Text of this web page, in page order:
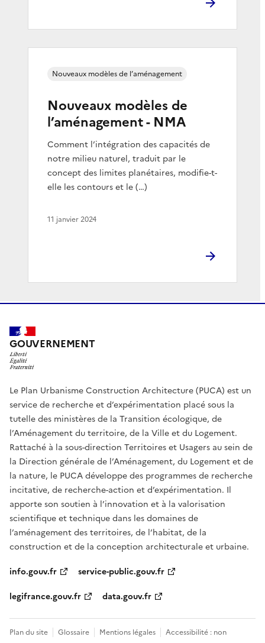
Nouveaux modèles de
l’aménagement - NMA
Comment l’intégration des capacités de
notre milieu naturel, traduit par le
concept des limites planétaires, modifie-t-
elle les contours et le (…)
Nouveaux modèles de l’aménagement
11 janvier 2024
GOUVERNEMENT
Le Plan Urbanisme Construction Architecture (PUCA) est un
service de recherche et d’expérimentation placé sous la
tutelle des ministères de la Transition écologique, de
l’Aménagement du territoire, de la Ville et du Logement.
Rattaché à la sous-direction Territoires et Usagers au sein de
la Direction générale de l’Aménagement, du Logement et de
la nature, le PUCA développe des programmes de recherche
incitative, de recherche-action et d’expérimentation. Il
apporte son soutien à l’innovation et à la valorisation
scientifique et technique dans les domaines de
l’aménagement des territoires, de l’habitat, de la
construction et de la conception architecturale et urbaine.
info.gouv.fr
service-public.gouv.fr
legifrance.gouv.fr
data.gouv.fr
Plan du site Glossaire Mentions légales Accessibilité : non